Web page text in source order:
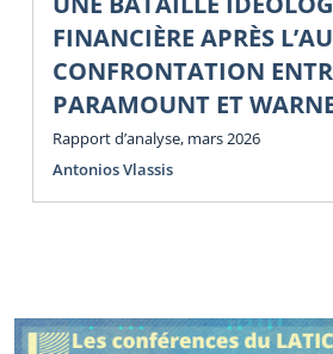
FINANCIÈRE APRÈS
CONFRONTATION
PARAMOUNT ET
Rapport d’analyse, mars 2026
Antonios Vlassis